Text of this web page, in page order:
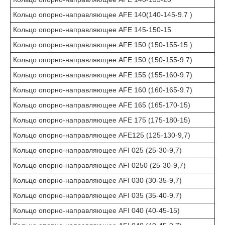
Кольцо опорно-направляющее AFE 140(140-145-9.7 )
Кольцо опорно-направляющее AFE 145-150-15
Кольцо опорно-направляющее AFE 150 (150-155-15 )
Кольцо опорно-направляющее AFE 150 (150-155-9.7)
Кольцо опорно-направляющее AFE 155 (155-160-9.7)
Кольцо опорно-направляющее AFE 160 (160-165-9.7)
Кольцо опорно-направляющее AFE 165 (165-170-15)
Кольцо опорно-направляющее AFE 175 (175-180-15)
Кольцо опорно-направляющее AFE125 (125-130-9,7)
Кольцо опорно-направляющее AFI 025 (25-30-9,7)
Кольцо опорно-направляющее AFI 0250 (25-30-9,7)
Кольцо опорно-направляющее AFI 030 (30-35-9,7)
Кольцо опорно-направляющее AFI 035 (35-40-9.7)
Кольцо опорно-направляющее AFI 040 (40-45-15)